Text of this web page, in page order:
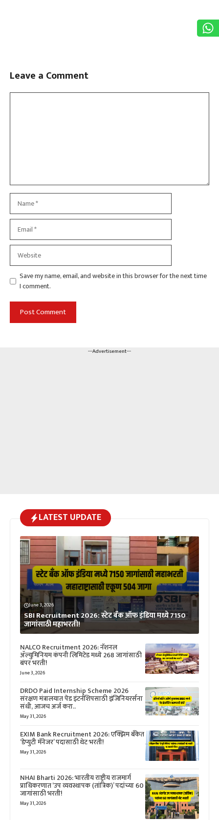
Slide 3 of 6
Leave a Comment
Save my name, email, and website in this browser for the next time
I comment.
---Advertisement---
LATEST UPDATE
June 3, 2026
SBI Recruitment 2026: स्टेट बँक ऑफ इंडिया मध्ये 7150
जागांसाठी महाभरती!
NALCO Recruitment 2026: नॅशनल
ॲल्युमिनियम कंपनी लिमिटेड मध्ये 268 जागांसाठी
बंपर भरती!
June 3, 2026
DRDO Paid Internship Scheme 2026
संरक्षण मंत्रालयात पेड इंटर्नशिपसाठी इंजिनियरर्सना
संधी, आजच अर्ज करा..
May 31, 2026
EXIM Bank Recruitment 2026: एक्झिम बँकेत
‘डेप्युटी मॅनेजर’ पदासाठी थेट भरती!
May 31, 2026
NHAI Bharti 2026: भारतीय राष्ट्रीय राजमार्ग
प्राधिकरणात ‘उप व्यवस्थापक (तांत्रिक)’ पदांच्या 60
जागांसाठी भरती!
May 31, 2026